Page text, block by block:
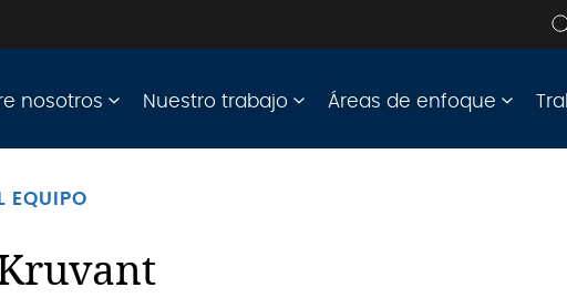
nosotros Nuestro trabajo Áreas de enfoque
EQUIPO